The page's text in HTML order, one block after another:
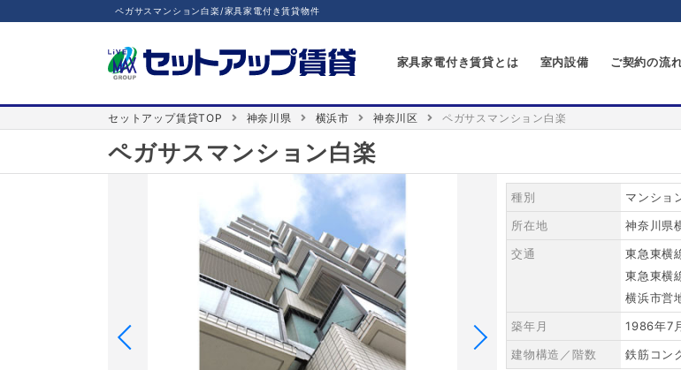
ペガサスマンション白楽/家具家電付き賃貸物件
家具家電付き賃貸とは 室内設備 ご契約の流
セットアップ賃貸TOP 神奈川県 横浜市 神奈川区 ペガサスマンション白楽
ペガサスマンション白楽
種別
マンショ
所在地
神奈川県
交通
東急東横
東急東横
横浜市営
築年月
1986年7
建物構造／階数
鉄筋コン